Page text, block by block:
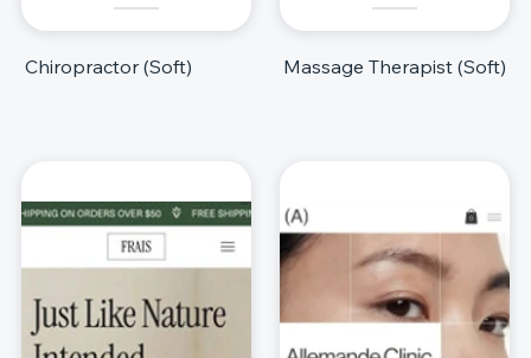
Chiropractor (Soft) Massage Therapist (Soft)